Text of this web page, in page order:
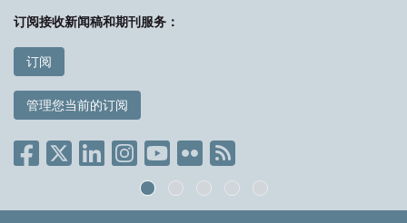
订阅接收新闻稿和期刊服务：
订阅
管理您当前的订阅